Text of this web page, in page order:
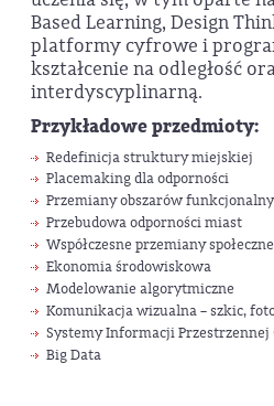
Based Learning, Design
platformy cyfrowe i
kształcenie na odległość
interdyscyplinarną.
Przykładowe przedmioty:
Redefinicja struktury miejskiej
Placemaking dla odporności
Przemiany obszarów
Przebudowa odporności miast
Współczesne przemiany społeczne
Ekonomia środowiskowa
Modelowanie algorytmiczne
Komunikacja wizualna – szkic,
Systemy Informacji Przestrzennej
Big Data